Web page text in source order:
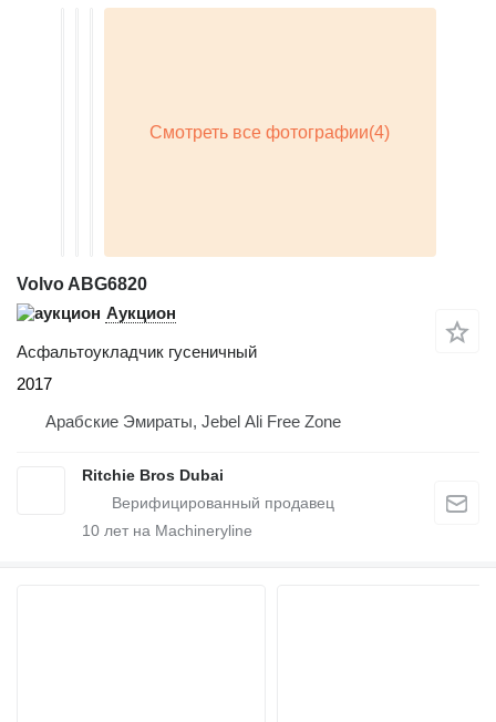
Volvo ABG6820
Аукцион
Асфальтоукладчик гусеничный
2017
Арабские Эмираты, Jebel Ali Free Zone
Ritchie Bros Dubai
10 лет на Machineryline